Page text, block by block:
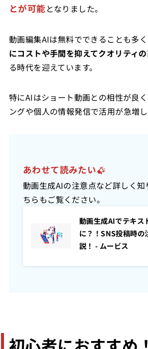
とが可能となりました。
動画編集AIは無料でできることも多く
にコストや手間を抑えてクオリティ
る時代を迎えています。
特にAIはショート動画との相性が良
ングや個人の情報発信で活用が急増し
あわせて読みたい
動画生成AIの注意点など詳しく知
ちらもご覧ください。
動画生成AIでテキス
に？！SNS投稿時の
説！ - ムービス